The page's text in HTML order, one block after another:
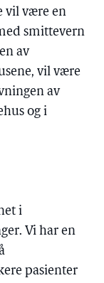
vil være en
smittevern
av
vil være
av
og i
i
Vi har en
pasienter